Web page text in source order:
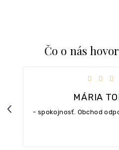
Čo o nás
Previous
MÁRIA
- spokojnosť. Obchod